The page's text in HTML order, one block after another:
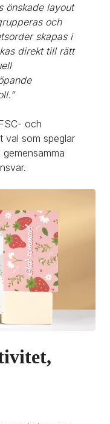
önskade layout
och
skapas i
direkt till rätt
och
val som speglar